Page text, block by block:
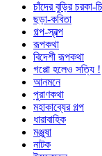
চাঁদের বুড়ির চরকা-
ছড়া-কবিতা
গল্প-স্বল্প
রূপকথা
বিদেশী রূপকথা
গপ্পো হলেও সত্যি !
আনমনে
পুরাণকথা
মহাকাব্যের গল্প
ধারাবাহিক
মঞ্জুষা
নাটক